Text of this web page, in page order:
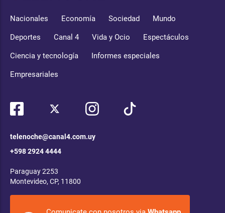
Nacionales Economía Sociedad Mundo
Deportes Canal 4 Vida y Ocio Espectáculos
Ciencia y tecnología Informes especiales
Empresariales
telenoche@canal4.com.uy
+598 2924 4444
Paraguay 2253
Montevideo, CP, 11800